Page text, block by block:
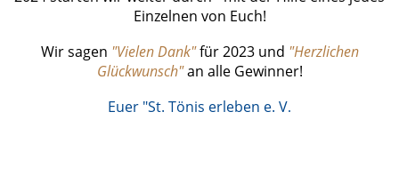
Einzelnen von Euch!
Wir sagen "Vielen Dank"für 2023 und "Herzlichen
Glückwunsch"an alle Gewinner!
Euer "St. Tönis erleben e. V.